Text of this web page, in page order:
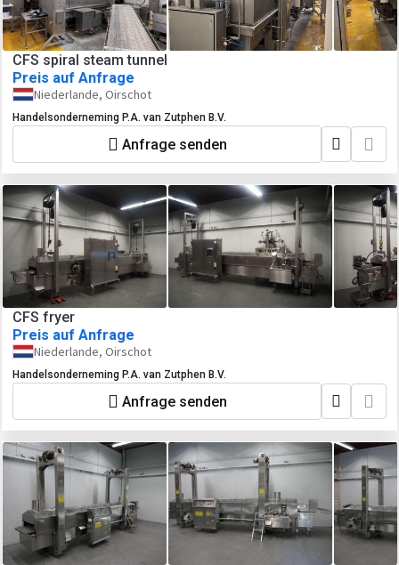
CFS spiral steam tunnel
Preis auf Anfrage
Niederlande, Oirschot
Handelsonderneming P.A. van Zutphen B.V.
Anfrage senden
CFS fryer
Preis auf Anfrage
Niederlande, Oirschot
Handelsonderneming P.A. van Zutphen B.V.
Anfrage senden